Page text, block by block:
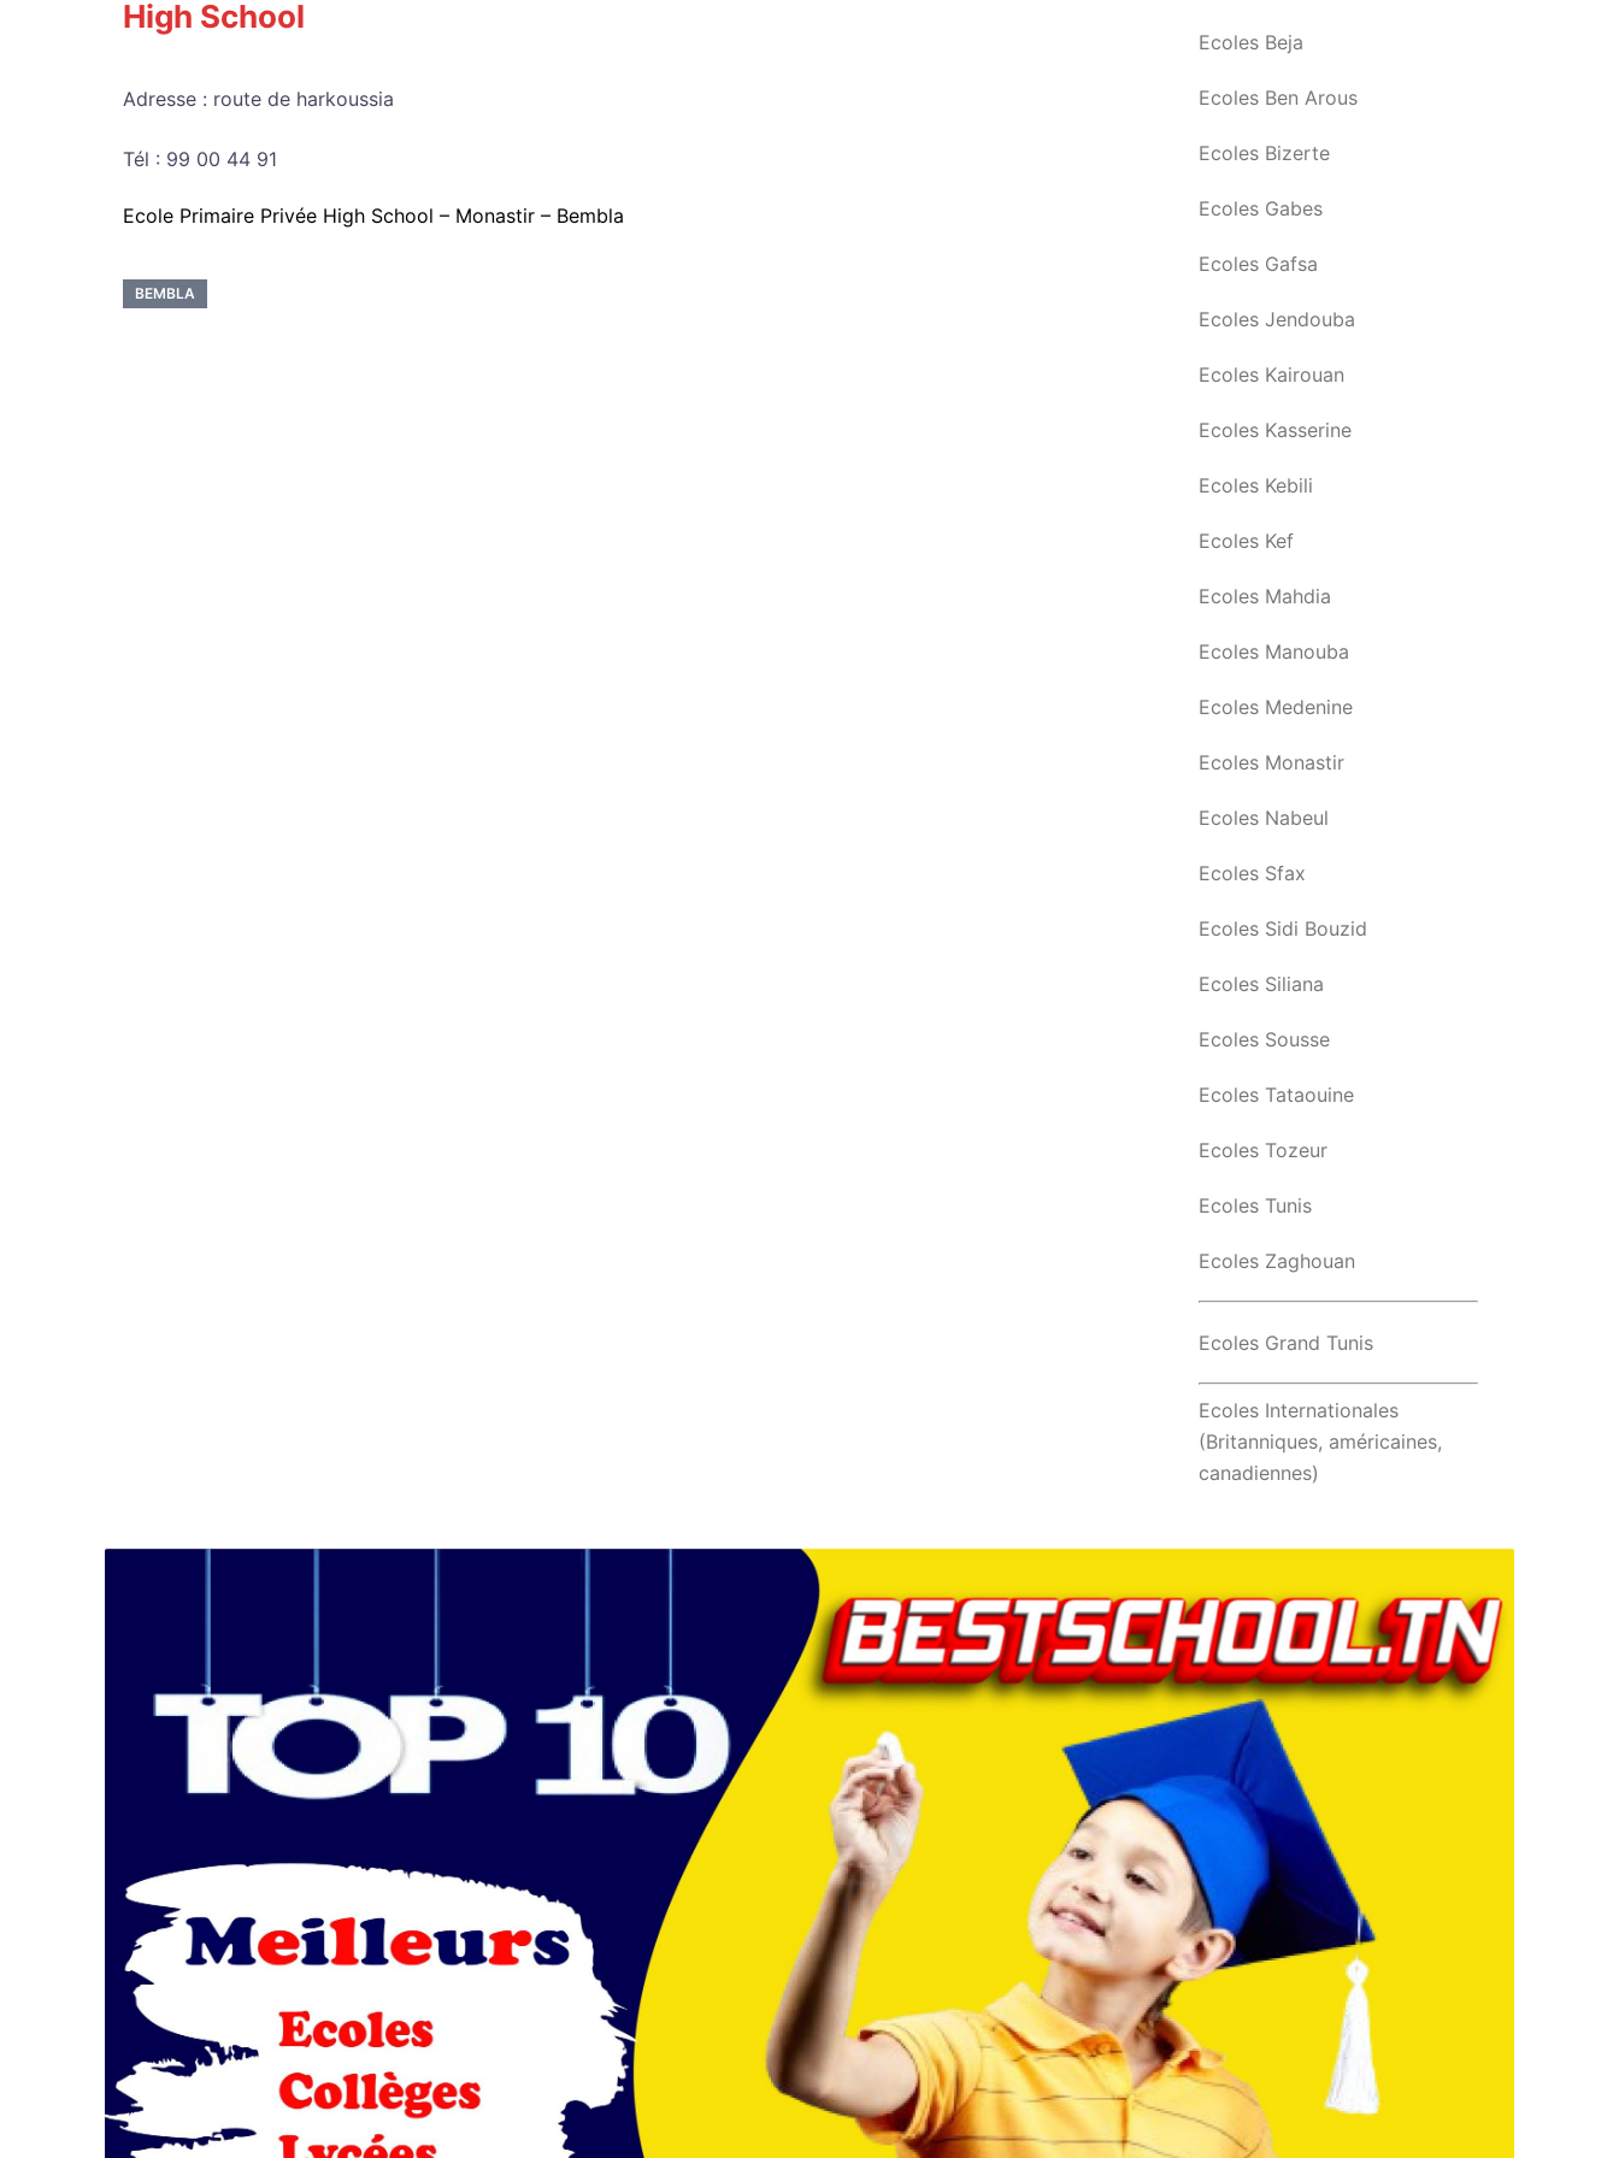
High School
Adresse : route de harkoussia
Tél : 99 00 44 91
Ecole Primaire Privée High School – Monastir – Bembla
BEMBLA
Ecoles Beja
Ecoles Ben Arous
Ecoles Bizerte
Ecoles Gabes
Ecoles Gafsa
Ecoles Jendouba
Ecoles Kairouan
Ecoles Kasserine
Ecoles Kebili
Ecoles Kef
Ecoles Mahdia
Ecoles Manouba
Ecoles Medenine
Ecoles Monastir
Ecoles Nabeul
Ecoles Sfax
Ecoles Sidi Bouzid
Ecoles Siliana
Ecoles Sousse
Ecoles Tataouine
Ecoles Tozeur
Ecoles Tunis
Ecoles Zaghouan
Ecoles Grand Tunis
Ecoles Internationales
(Britanniques, américaines,
canadiennes)